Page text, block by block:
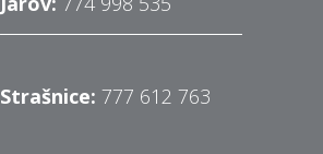
Strašnice: 777 612 763